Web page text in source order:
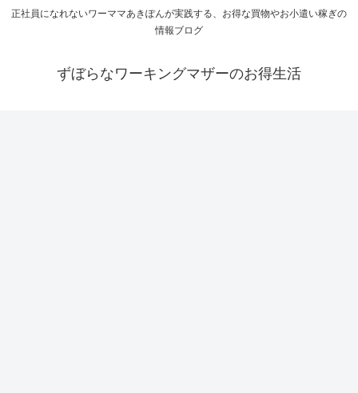
正社員になれないワーママあきぽんが実践する、お得な買物やお小遣い稼ぎの
情報ブログ
ずぼらなワーキングマザーのお得生活